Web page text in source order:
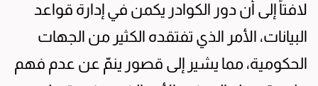
لافتاً إلى أن دور الكوادر يكمن في إدارة قواعد
البيانات، الأمر الذي تفتقده الكثير من الجهات
الحكومية، مما يشير إلى قصور ينمّ عن عدم فهم